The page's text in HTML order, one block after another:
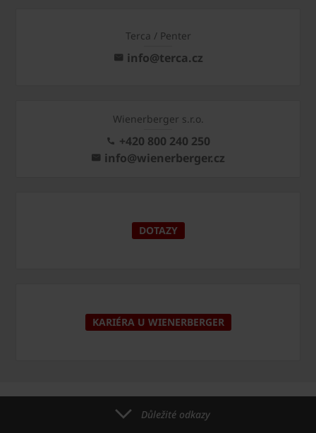
Terca / Penter
info@terca.cz
Wienerberger s.r.o.
+420 800 240 250
info@wienerberger.cz
DOTAZY
KARIÉRA U WIENERBERGER
Důležité odkazy